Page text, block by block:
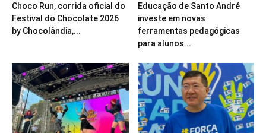
Choco Run, corrida oficial do
Festival do Chocolate 2026
by Chocolândia,...
Educação de Santo André
investe em novas
ferramentas pedagógicas
para alunos...